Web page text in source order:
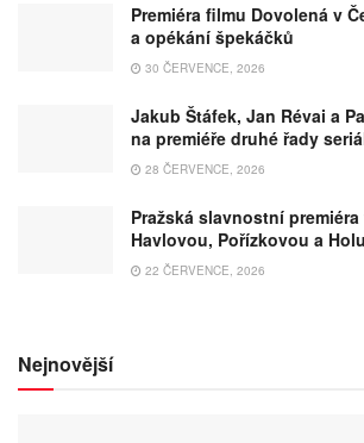
Premiéra filmu Dovolená v
a opékání špekáčků
30 ČERVENCE, 2026
Jakub Štáfek, Jan Révai a
na premiéře druhé řady
28 ČERVENCE, 2026
Pražská slavnostní
Havlovou, Pořízkovou a
22 ČERVENCE, 2026
Nejnovější